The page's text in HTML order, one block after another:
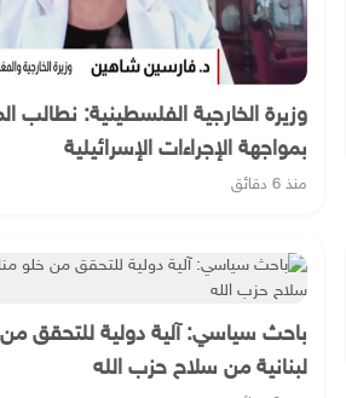
وزيرة الخارجية الفلسطينية: نطالب
بمواجهة الإجراءات الإسرائيلية
منذ 6 دقائق
باحث سياسي: آلية دولية للتحقق
لبنانية من سلاح حزب الله